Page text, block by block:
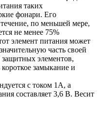
таких
фонари. Его
течение, по меньшей мере,
не менее 75%
элемент питания может
часть своей
защитных элементов,
замыкание и
с током 1А, а
составляет 3,6 В. Весит